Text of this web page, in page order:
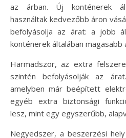
az árban. Új konténerek
használtak kedvezőbb áron
befolyásolja az árat: a jobb
konténerek általában magasabb
Harmadszor, az extra
szintén befolyásolják az
amelyben már beépített
egyéb extra biztonsági
lesz, mint egy egyszerűbb,
Negyedszer, a beszerzési